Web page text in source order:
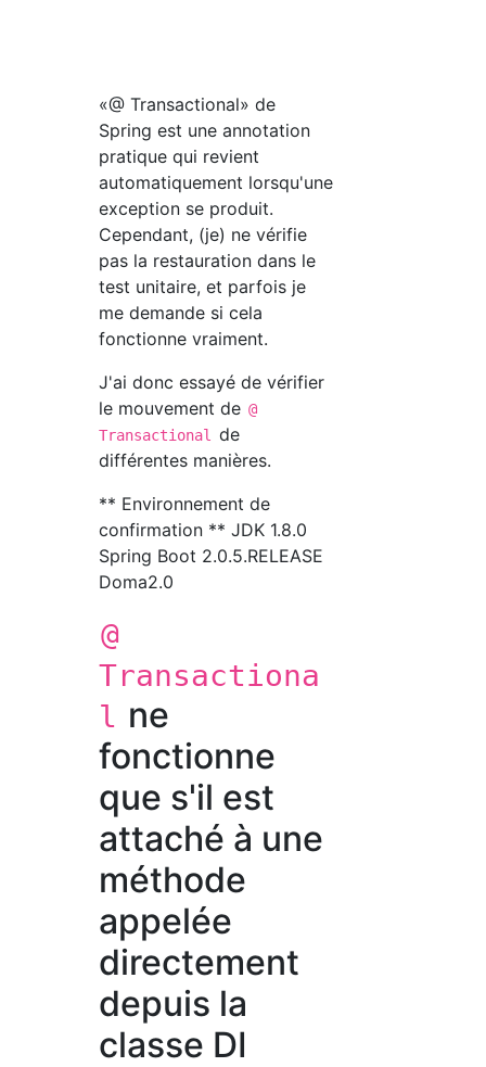
«@ Transactional» de
Spring est une annotation
pratique qui revient
automatiquement lorsqu'une
exception se produit.
Cependant, (je) ne vérifie
pas la restauration dans le
test unitaire, et parfois je
me demande si cela
fonctionne vraiment.
J'ai donc essayé de vérifier
le mouvement de @
Transactional
de
différentes manières.
** Environnement de
confirmation ** JDK 1.8.0
Spring Boot 2.0.5.RELEASE
Doma2.0
@
Transactiona
l ne
fonctionne
que s'il est
attaché à une
méthode
appelée
directement
depuis la
classe DI